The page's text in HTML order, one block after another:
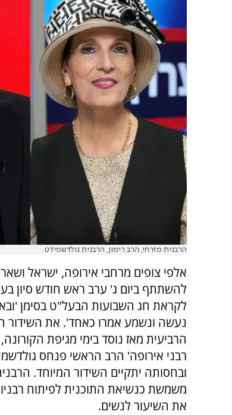
הרבנית מזרחי, הרב רימון, הרבנית גולדשמידט
אלפי צופים מרחבי אירופה, ישראל
להשתתף ביום ג' ערב ראש חודש סיון
לקראת חג השבועות הבעל"ט בסימן
נעשה ונשמע אמרו כאחד'. את השידור
הרביעית מאז נוסד בימי מגיפת
רבני אירופה' הרב הראשי פנחס
ובחסותה יתקיים השידור המיוחד.
משמשת כנשיאת התוכנית לפיתוח
את השיעור לנשים.